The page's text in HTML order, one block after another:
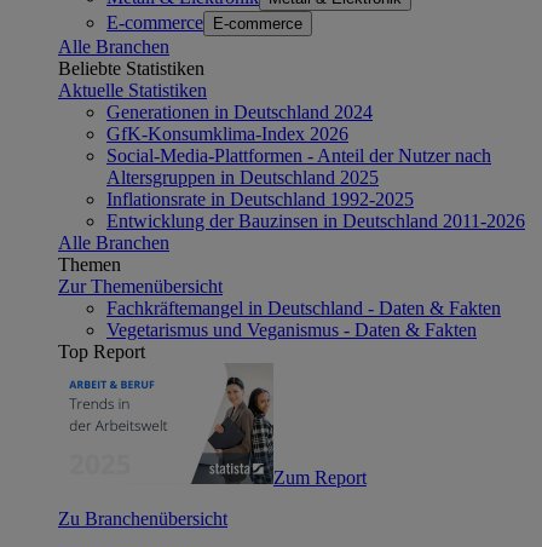
E-commerce E-commerce
Alle Branchen
Beliebte Statistiken
Aktuelle Statistiken
Generationen in Deutschland 2024
GfK-Konsumklima-Index 2026
Social-Media-Plattformen - Anteil der Nutzer nach
Altersgruppen in Deutschland 2025
Inflationsrate in Deutschland 1992-2025
Entwicklung der Bauzinsen in Deutschland 2011-2026
Alle Branchen
Themen
Zur Themenübersicht
Fachkräftemangel in Deutschland - Daten & Fakten
Vegetarismus und Veganismus - Daten & Fakten
Top Report
Zum Report
Zu Branchenübersicht